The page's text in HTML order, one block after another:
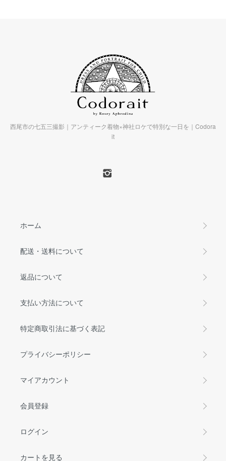
西尾市の七五三撮影｜アンティーク着物×神社ロケで特別な一日を｜Codora
it
ホーム
配送・送料について
返品について
支払い方法について
特定商取引法に基づく表記
プライバシーポリシー
マイアカウント
会員登録
ログイン
カートを見る